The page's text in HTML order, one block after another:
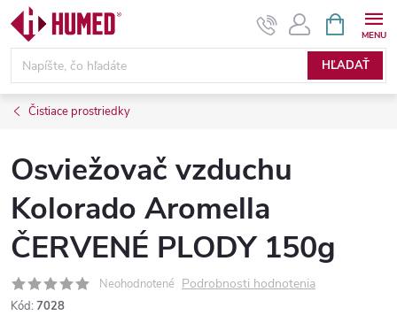
Prejsť
obsah
HĽADAŤ
KOŠÍK
Čistiace prostriedky
Osviežovač vzduchu
Kolorado Aromella
ČERVENÉ PLODY 150g
Neohodnotené Podrobnosti hodnotenia
Kód: 7028